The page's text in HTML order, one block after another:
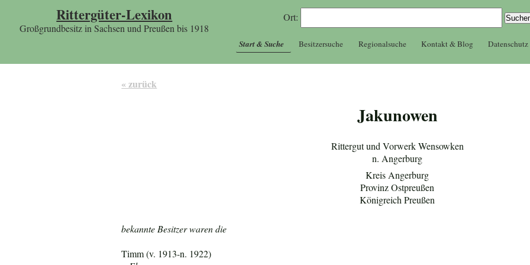
Rittergüter-Lexikon
Großgrundbesitz in Sachsen und Preußen bis 1918
Ort:
Start & Suche Besitzersuche Regionalsuche Kontakt & Blog Datenschutz
« zurück
Jakunowen
Rittergut und Vorwerk Wensowken
n. Angerburg
Kreis Angerburg
Provinz Ostpreußen
Königreich Preußen
bekannte Besitzer waren die
Timm (v. 1913-n. 1922)